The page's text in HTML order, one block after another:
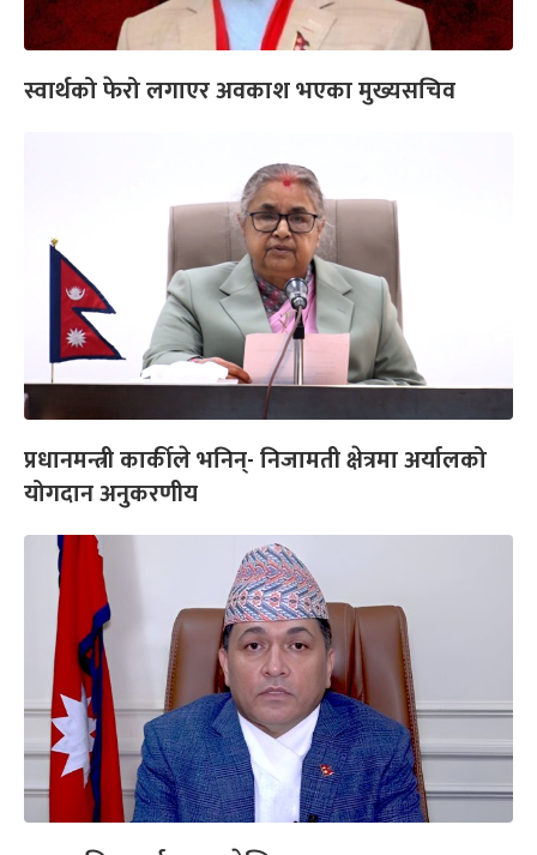
स्वार्थको फेरो लगाएर अवकाश भएका मुख्यसचिव
प्रधानमन्त्री कार्कीले भनिन्- निजामती क्षेत्रमा अर्यालको
योगदान अनुकरणीय